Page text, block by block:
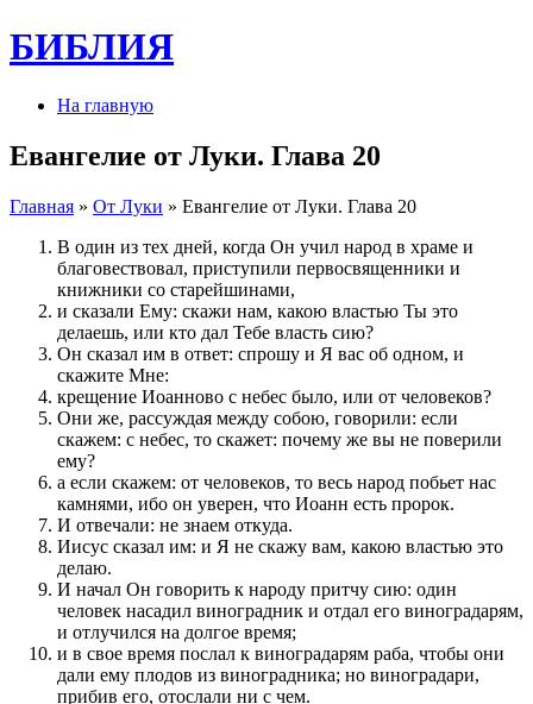
БИБЛИЯ
На главную
Евангелие от Луки. Глава 20
Главная » От Луки » Евангелие от Луки. Глава 20
В один из тех дней, когда Он учил народ в храме и
благовествовал, приступили первосвященники и
книжники со старейшинами,
и сказали Ему: скажи нам, какою властью Ты это
делаешь, или кто дал Тебе власть сию?
Он сказал им в ответ: спрошу и Я вас об одном, и
скажите Мне:
крещение Иоанново с небес было, или от человеков?
Они же, рассуждая между собою, говорили: если
скажем: с небес, то скажет: почему же вы не поверили
ему?
а если скажем: от человеков, то весь народ побьет нас
камнями, ибо он уверен, что Иоанн есть пророк.
И отвечали: не знаем откуда.
Иисус сказал им: и Я не скажу вам, какою властью это
делаю.
И начал Он говорить к народу притчу сию: один
человек насадил виноградник и отдал его виноградарям,
и отлучился на долгое время;
и в свое время послал к виноградарям раба, чтобы они
дали ему плодов из виноградника; но виноградари,
прибив его, отослали ни с чем.